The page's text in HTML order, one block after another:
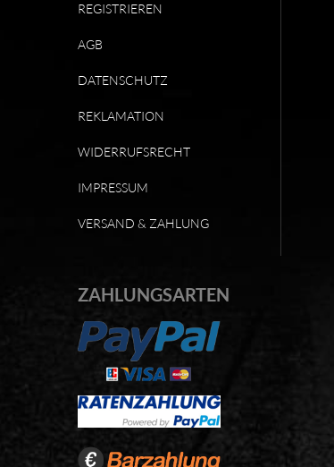
REGISTRIEREN
AGB
DATENSCHUTZ
REKLAMATION
WIDERRUFSRECHT
IMPRESSUM
VERSAND & ZAHLUNG
ZAHLUNGSARTEN